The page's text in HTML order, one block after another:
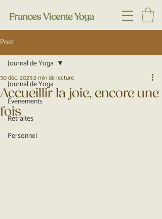
Frances Vicente Yoga
Post
Journal de Yoga
Événements
Retraites
Personnel
Journal de Yoga
Accueillir la joie, encore une
fois
30 déc. 20252 min de lecture